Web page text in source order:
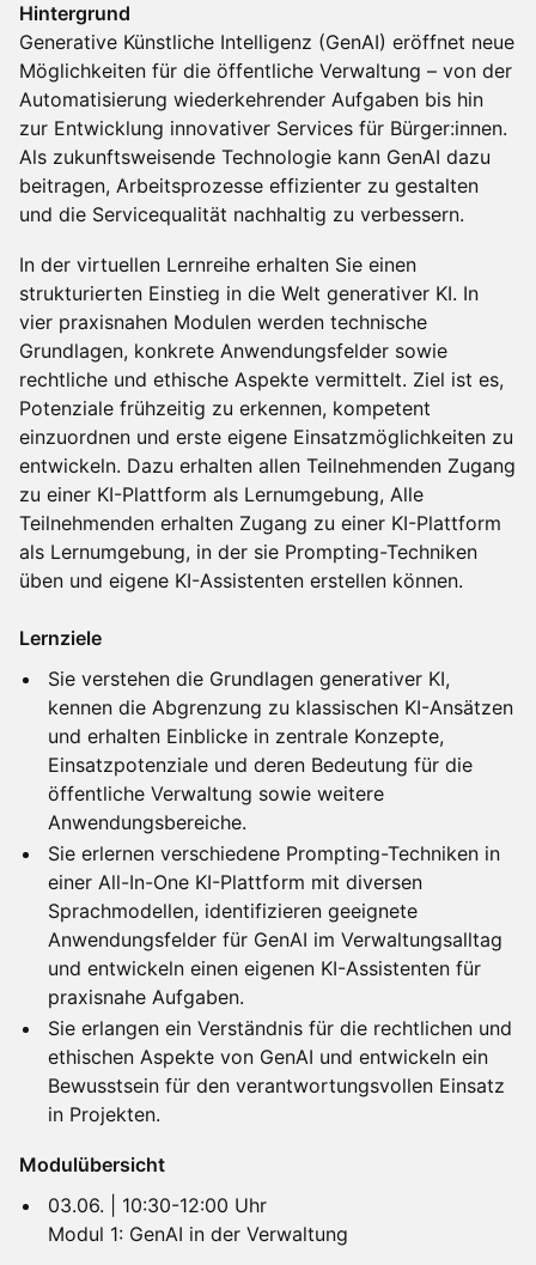
Hintergrund
Generative Künstliche Intelligenz (GenAI) eröffnet neue
Möglichkeiten für die öffentliche Verwaltung – von der
Automatisierung wiederkehrender Aufgaben bis hin
zur Entwicklung innovativer Services für Bürger:innen.
Als zukunftsweisende Technologie kann GenAI dazu
beitragen, Arbeitsprozesse effizienter zu gestalten
und die Servicequalität nachhaltig zu verbessern.
In der virtuellen Lernreihe erhalten Sie einen
strukturierten Einstieg in die Welt generativer KI. In
vier praxisnahen Modulen werden technische
Grundlagen, konkrete Anwendungsfelder sowie
rechtliche und ethische Aspekte vermittelt. Ziel ist es,
Potenziale frühzeitig zu erkennen, kompetent
einzuordnen und erste eigene Einsatzmöglichkeiten zu
entwickeln. Dazu erhalten allen Teilnehmenden Zugang
zu einer KI-Plattform als Lernumgebung, Alle
Teilnehmenden erhalten Zugang zu einer KI-Plattform
als Lernumgebung, in der sie Prompting-Techniken
üben und eigene KI-Assistenten erstellen können.
Lernziele
Sie verstehen die Grundlagen generativer KI,
kennen die Abgrenzung zu klassischen KI-Ansätzen
und erhalten Einblicke in zentrale Konzepte,
Einsatzpotenziale und deren Bedeutung für die
öffentliche Verwaltung sowie weitere
Anwendungsbereiche.
Sie erlernen verschiedene Prompting-Techniken in
einer All-In-One KI-Plattform mit diversen
Sprachmodellen, identifizieren geeignete
Anwendungsfelder für GenAI im Verwaltungsalltag
und entwickeln einen eigenen KI-Assistenten für
praxisnahe Aufgaben.
Sie erlangen ein Verständnis für die rechtlichen und
ethischen Aspekte von GenAI und entwickeln ein
Bewusstsein für den verantwortungsvollen Einsatz
in Projekten.
Modulübersicht
03.06. | 10:30-12:00 Uhr
Modul 1: GenAI in der Verwaltung